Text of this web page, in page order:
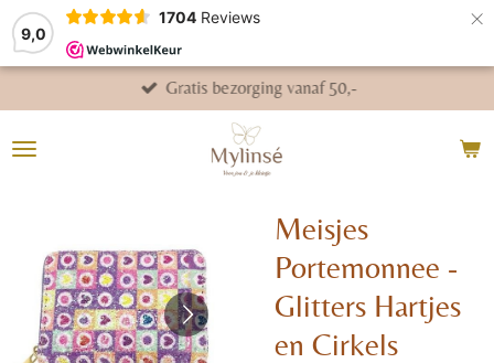
9,0
1704 Reviews ×
Gratis bezorging vanaf 50,-
Meisjes
Portemonnee -
Glitters Hartjes
en Cirkels